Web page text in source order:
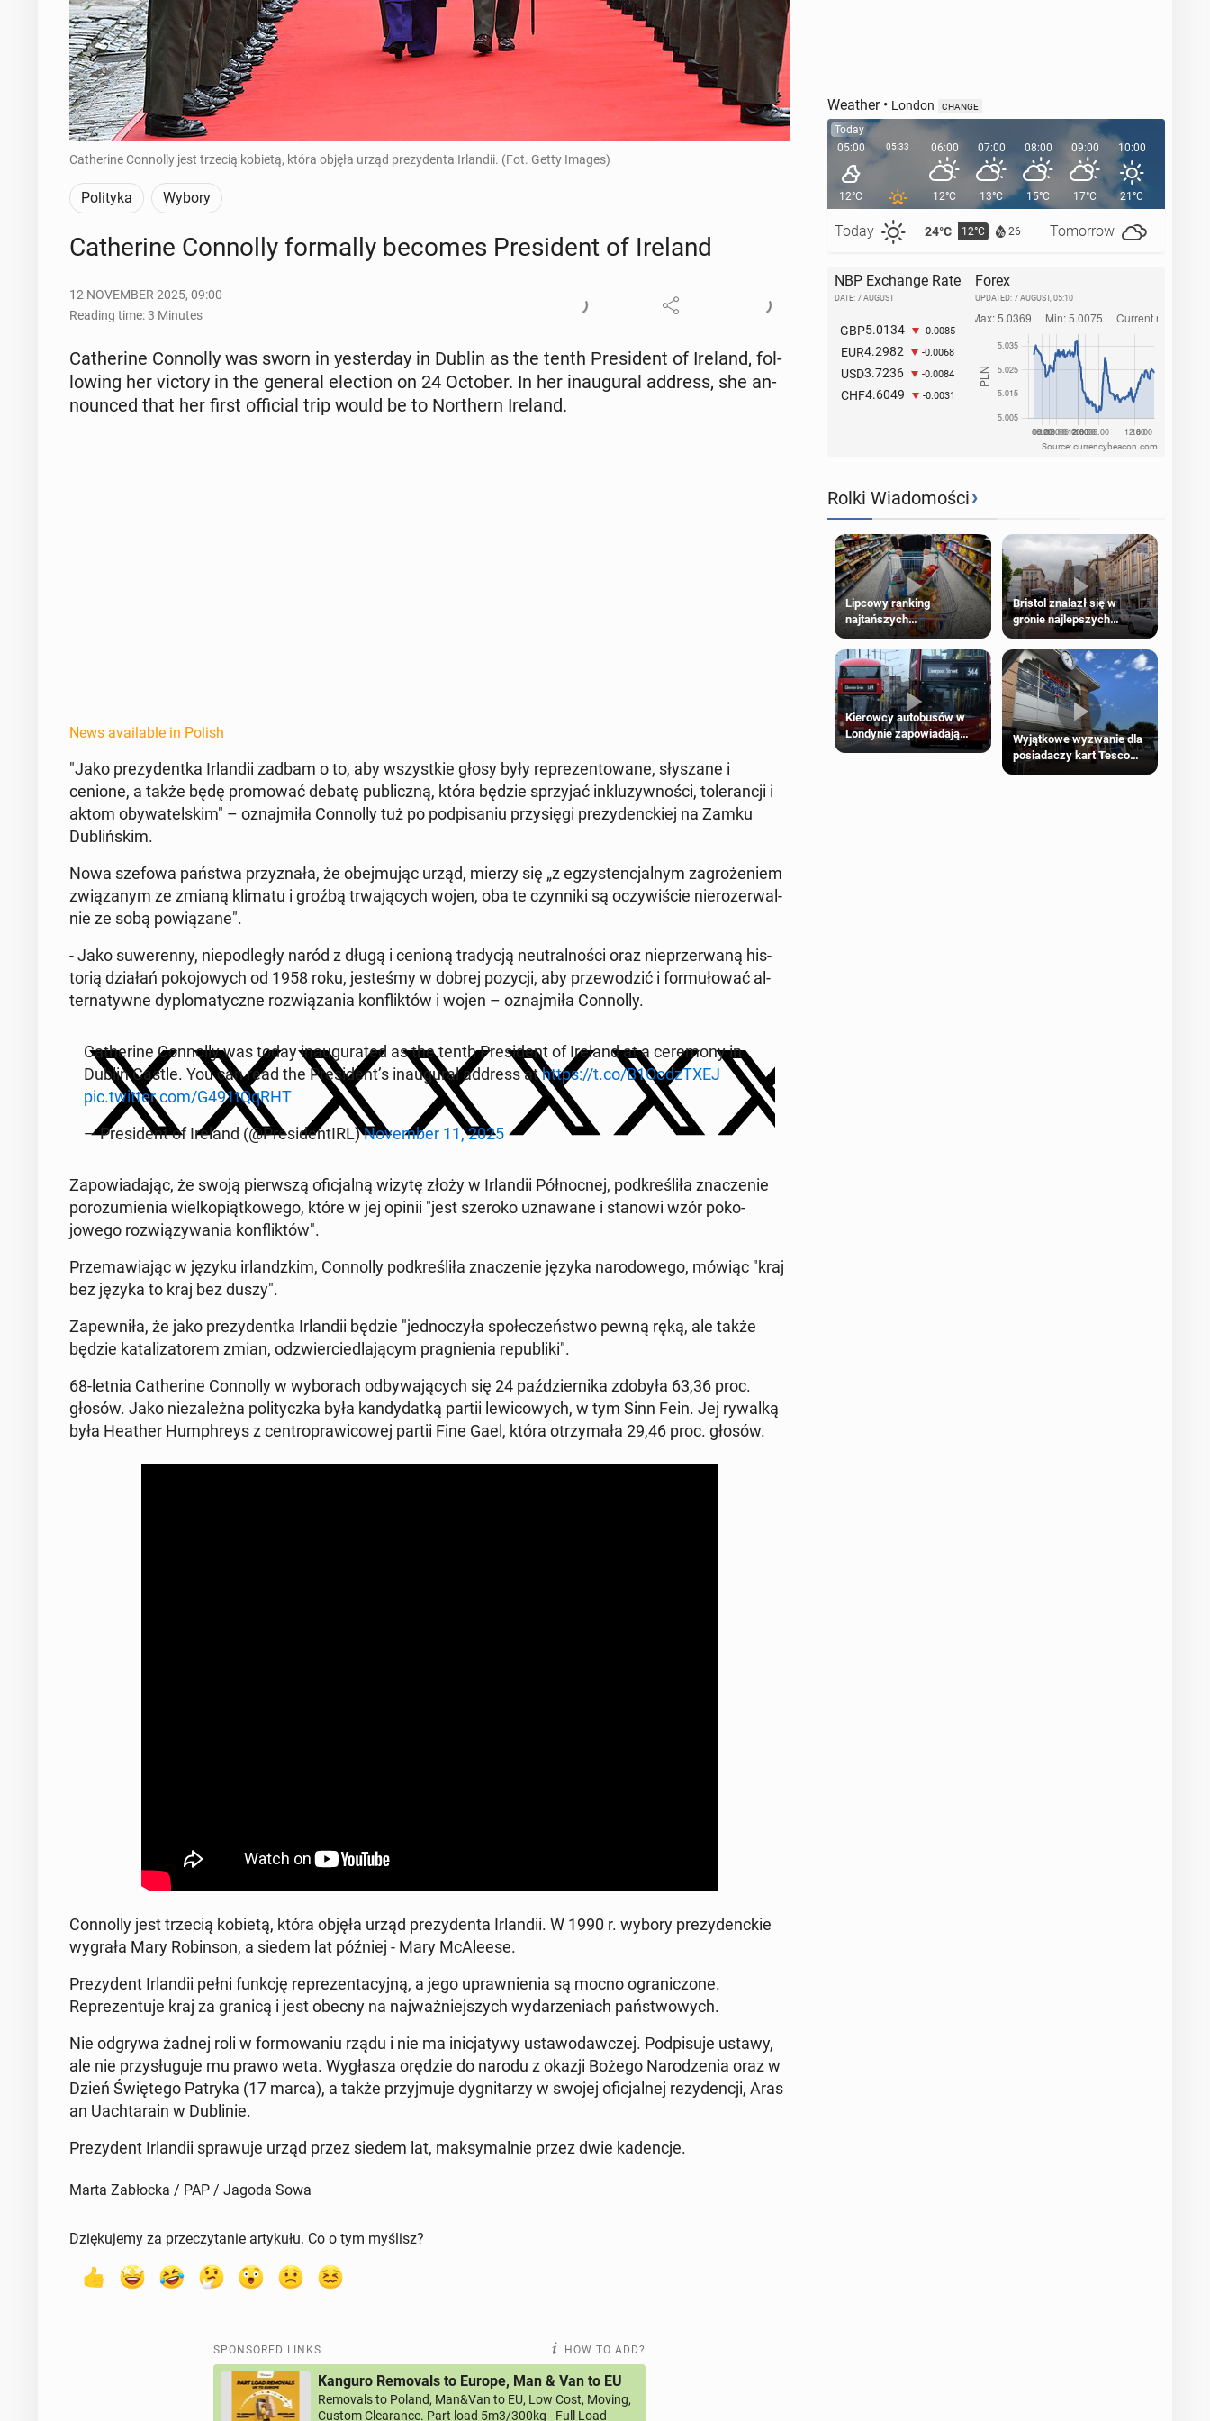
Catherine Connolly jest trzecią kobietą, która objęła urząd prezydenta Irlandii. (Fot. Getty Images)
Polityka Wybory
Cather­ine Con­nol­ly for­mal­ly becomes Pres­i­dent of Ireland
12 NOVEMBER 2025, 09:00
Reading time: 3 Minutes
Cather­ine Con­nol­ly was sworn in yes­ter­day in Dublin as the tenth Pres­i­dent of Ireland, fol­
low­ing her victory in the general elec­tion on 24 October. In her in­au­gur­al address, she an­
nounced that her first of­fi­cial trip would be to North­ern Ireland.
News available in Polish
"Jako prezy­den­t­ka Ir­landii zadbam o to, aby wszys­tkie głosy były reprezen­towane, słyszane i
cenione, a także będę pro­mować debatę pub­liczną, która będzie sprzy­jać inkluzy­wnoś­ci, tol­er­ancji i
aktom oby­wa­tel­skim" – oz­na­jmiła Con­nol­ly tuż po pod­pisa­niu przysię­gi prezy­denck­iej na Zamku
Dublińskim.
Nowa szefowa państwa przyz­nała, że obe­j­mu­jąc urząd, mierzy się „z egzys­tenc­jal­nym za­groże­niem
związanym ze zmianą klimatu i groźbą tr­wa­ją­cych wojen, oba te czyn­ni­ki są oczy­wiś­cie nieroz­er­wal­
nie ze sobą pow­iązane".
- Jako suw­eren­ny, niepodległy naród z długą i cenioną trady­cją neu­tral­noś­ci oraz nieprz­er­waną his­
torią działań poko­jowych od 1958 roku, jesteśmy w dobrej pozycji, aby prze­wodz­ić i for­mułować al­
ter­naty­wne dy­plo­maty­czne rozwiąza­nia kon­flik­tów i wojen – oz­na­jmiła Con­nol­ly.
Cather­ine Con­nol­ly was today in­au­gu­rat­ed as the tenth Pres­i­dent of Ireland at a cer­e­mo­ny in
Dublin Castle. You can read the Pres­i­dent’s in­au­gur­al address athttps://t.co/B1OodzTX­EJ
pic.twitter.com/G491tQqRHT
— Pres­i­dent of Ireland (@Pres­i­den­tIRL)No­vem­ber 11, 2025
Za­powiada­jąc, że swoją pier­wszą ofic­jal­ną wizytę złoży w Ir­landii Północ­nej, pod­kreśliła znacze­nie
porozu­mienia wielkopiątkowego, które w jej opinii "jest szeroko uz­nawane i stanowi wzór poko­
jowego rozwiązy­wa­nia kon­flik­tów".
Prze­maw­ia­jąc w języku ir­landzkim, Con­nol­ly pod­kreśliła znacze­nie języka nar­o­dowego, mówiąc "kraj
bez języka to kraj bez duszy".
Za­pewniła, że jako prezy­den­t­ka Ir­landii będzie "jed­noczyła społeczeńst­wo pewną ręką, ale także
będzie katal­iza­torem zmian, odzwier­cied­la­ją­cym prag­nienia re­pub­li­ki".
68-letnia Cather­ine Con­nol­ly w wyb­o­rach odby­wa­ją­cych się 24 październi­ka zdobyła 63,36 proc.
głosów. Jako nieza­leż­na poli­ty­cz­ka była kandy­datką partii lewicowych, w tym Sinn Fein. Jej rywalką
była Heather Humphreys z cen­tro­praw­icowej partii Fine Gael, która otrzy­mała 29,46 proc. głosów.
Con­nol­ly jest trzecią kobietą, która objęła urząd prezy­den­ta Ir­landii. W 1990 r. wybory prezy­denck­ie
wygrała Mary Robin­son, a siedem lat później - Mary McAleese.
Prezy­dent Ir­landii pełni funkcję reprezen­ta­cyjną, a jego up­rawnienia są mocno ogranic­zone.
Reprezen­tu­je kraj za granicą i jest obecny na na­jważniejszych wydarzeni­ach państ­wowych.
Nie odgrywa żadnej roli w for­mowa­niu rządu i nie ma in­ic­jaty­wy usta­wodaw­czej. Pod­pisu­je ustawy,
ale nie przysługu­je mu prawo weta. Wygłasza orędzie do narodu z okazji Bożego Nar­o­dzenia oraz w
Dzień Świętego Patryka (17 marca), a także przyj­mu­je dyg­ni­tarzy w swojej ofic­jal­nej rezy­dencji, Aras
an Uachtarain w Dublin­ie.
Prezy­dent Ir­landii sprawu­je urząd przez siedem lat, maksy­mal­nie przez dwie kadenc­je.
Marta Zabłocka / PAP / Jagoda Sowa
Dziękujemy za przeczytanie artykułu. Co o tym myślisz?
SPONSORED LINKS HOW TO ADD?
Kanguro Removals to Europe, Man & Van to EU
Removals to Poland, Man&Van to EU, Low Cost, Moving,
Custom Clearance. Part load 5m3/300kg - Full Load
Weather• London CHANGE
Today
05:00
12°C
Today 24°C 12°C 26 Tomorrow
05:33 06:00
12°C
07:00
13°C
08:00
15°C
09:00
17°C
10:00
21°C
NBP Exchange Rate
DATE: 7 AUGUST
GBP5.0134 -0.0085
EUR4.2982 -0.0068
USD3.7236 -0.0084
CHF4.6049 -0.0031
Forex
UPDATED: 7 AUGUST, 05:10
Source: currencybeacon.com
Rolki Wiadomości›
Lipcowy ranking
najtańszych
supermarketów
Bristol znalazł się w
gronie najlepszych
kierunków podróży na
świecie
Kierowcy autobusów w
Londynie zapowiadają
strajki
Wyjątkowe wyzwanie dla
posiadaczy kart Tesco
Clubcard!